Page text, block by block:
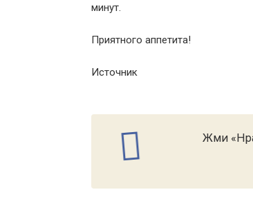
минут.
Приятного аппетита!
Источник
Жми